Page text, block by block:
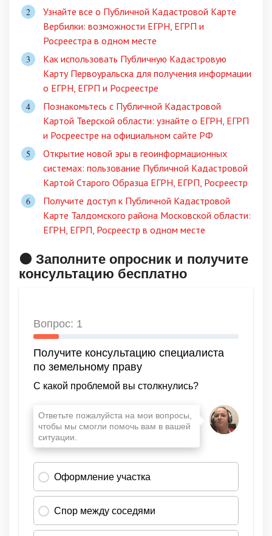
Узнайте все о Публичной Кадастровой Карте
Вербилки: возможности ЕГРН, ЕГРП и
Росреестра в одном месте
Как использовать Публичную Кадастровую
Карту Первоуральска для получения информации
о ЕГРН, ЕГРП и Росреестре
Познакомьтесь с Публичной Кадастровой
Картой Тверской области: узнайте о ЕГРН, ЕГРП
и Росреестре на официальном сайте РФ
Открытие новой эры в геоинформационных
системах: пользование Публичной Кадастровой
Картой Старого Образца ЕГРН, ЕГРП, Росреестр
Получите доступ к Публичной Кадастровой
Карте Талдомского района Московской области:
ЕГРН, ЕГРП, Росреестр в одном месте
🟠 Заполните опросник и получите
консультацию бесплатно